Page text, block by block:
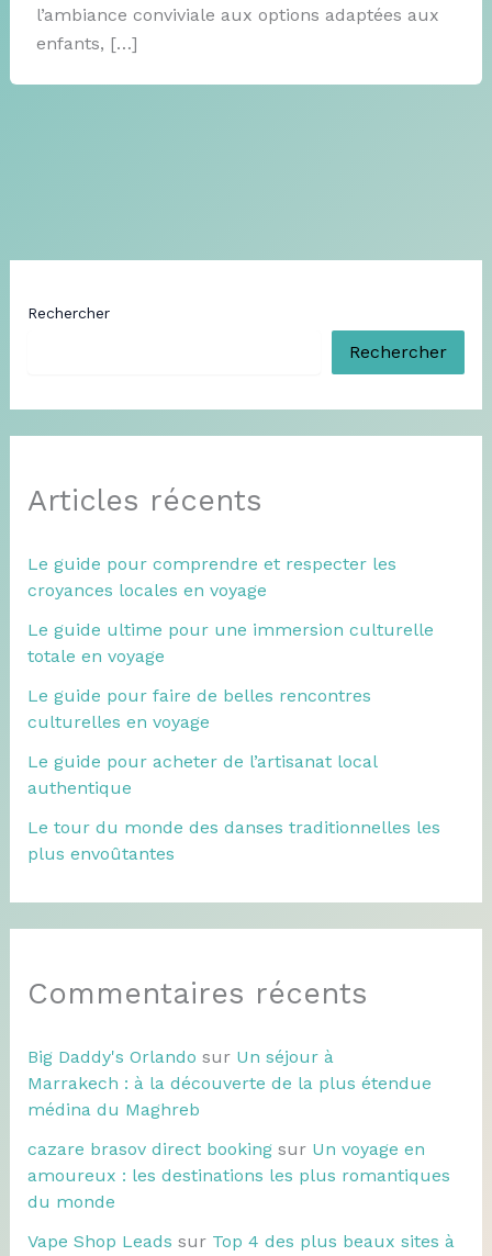
l’ambiance conviviale aux options adaptées aux
enfants, […]
Rechercher
Rechercher
Articles récents
Le guide pour comprendre et respecter les
croyances locales en voyage
Le guide ultime pour une immersion culturelle
totale en voyage
Le guide pour faire de belles rencontres
culturelles en voyage
Le guide pour acheter de l’artisanat local
authentique
Le tour du monde des danses traditionnelles les
plus envoûtantes
Commentaires récents
Big Daddy's Orlando sur Un séjour à
Marrakech : à la découverte de la plus étendue
médina du Maghreb
cazare brasov direct bookingsur Un voyage en
amoureux : les destinations les plus romantiques
du monde
Vape Shop Leads sur Top 4 des plus beaux sites à